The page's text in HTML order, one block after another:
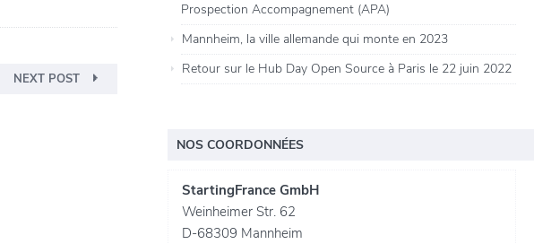
NEXT POST
Prospection Accompagnement (APA)
Mannheim, la ville allemande qui monte en 2023
Retour sur le Hub Day Open Source à Paris le 22 juin 2022
NOS COORDONNÉES
StartingFrance GmbH
Weinheimer Str. 62
D-68309 Mannheim